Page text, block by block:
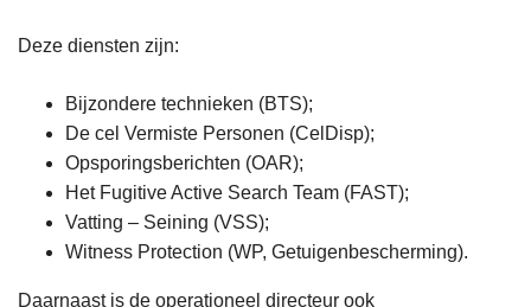
Deze diensten zijn:
Bijzondere technieken (BTS);
De cel Vermiste Personen (CelDisp);
Opsporingsberichten (OAR);
Het Fugitive Active Search Team (FAST);
Vatting – Seining (VSS);
Witness Protection (WP, Getuigenbescherming).
Daarnaast is de operationeel directeur ook